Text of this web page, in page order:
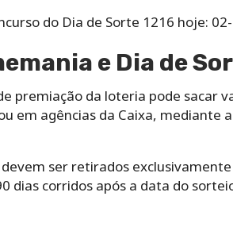
do Dia de Sorte 1216 hoje:
e Dia de
premiação da loteria pode sacar
em agências da Caixa,
ser retirados
dias corridos após a data do